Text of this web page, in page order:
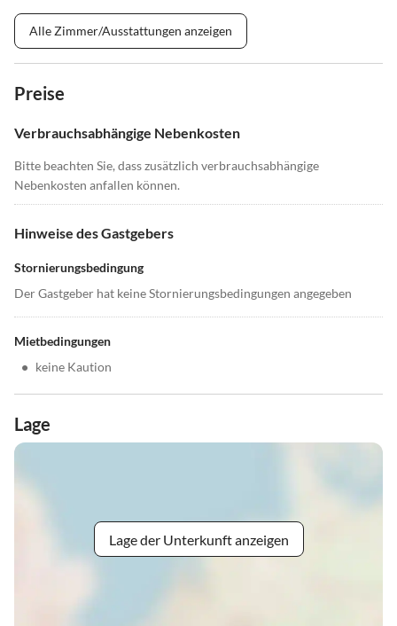
Alle Zimmer/Ausstattungen anzeigen
Preise
Verbrauchsabhängige Nebenkosten
Bitte beachten Sie, dass zusätzlich verbrauchsabhängige
Nebenkosten anfallen können.
Hinweise des Gastgebers
Stornierungsbedingung
Der Gastgeber hat keine Stornierungsbedingungen angegeben
Mietbedingungen
• keine Kaution
Lage
Lage der Unterkunft anzeigen